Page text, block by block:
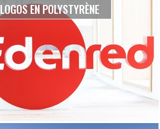
LOGOS EN POLYSTYRÈNE